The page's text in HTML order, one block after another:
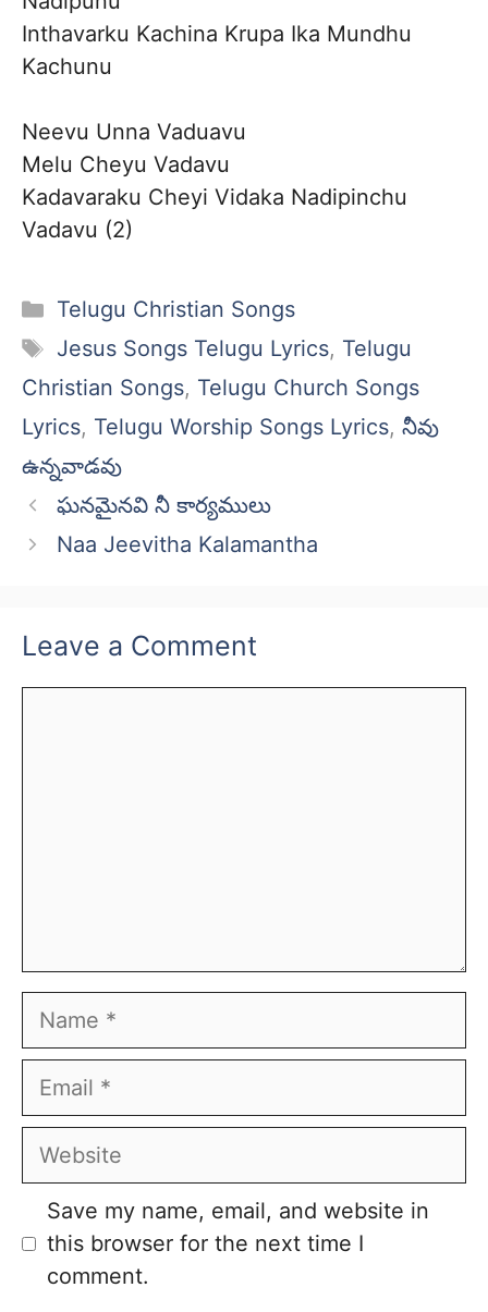
Inthavarku Kachina Krupa Ika Mundhu
Kachunu
Neevu Unna Vaduavu
Melu Cheyu Vadavu
Kadavaraku Cheyi Vidaka Nadipinchu
Vadavu (2)
Categories
Telugu Christian Songs
Tags
Jesus Songs Telugu Lyrics, Telugu
Christian Songs, Telugu Church Songs
Lyrics, Telugu Worship Songs Lyrics, నీవు
ఉన్నవాడవు
ఘనమైనవి నీ కార్యములు
Naa Jeevitha Kalamantha
Leave a Comment
Name
Email
Website
Save my name, email, and website in
this browser for the next time I
comment.